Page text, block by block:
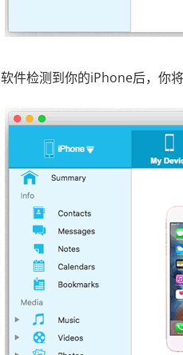
软件检测到你的iPhone后，你